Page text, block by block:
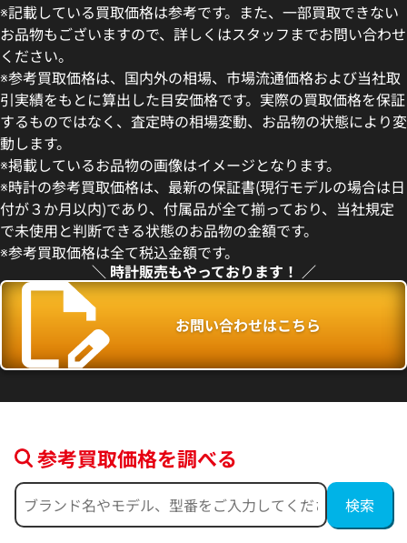
※記載している買取価格は参考です。また、一部買取できない
お品物もございますので、詳しくはスタッフまでお問い合わせ
ください。
※参考買取価格は、国内外の相場、市場流通価格および当社取
引実績をもとに算出した目安価格です。実際の買取価格を保証
するものではなく、査定時の相場変動、お品物の状態により変
動します。
※掲載しているお品物の画像はイメージとなります。
※時計の参考買取価格は、最新の保証書(現行モデルの場合は日
付が３か月以内)であり、付属品が全て揃っており、当社規定
で未使用と判断できる状態のお品物の金額です。
※参考買取価格は全て税込金額です。
＼ 時計販売もやっております！ ／
お問い合わせはこちら
参考買取価格を調べる